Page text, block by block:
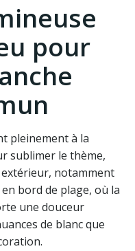
pour
pleinement à la
sublimer le thème,
notamment
bord de plage, où la
une douceur
de blanc que